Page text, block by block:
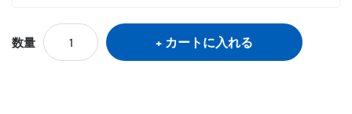
数量 カートに入れる